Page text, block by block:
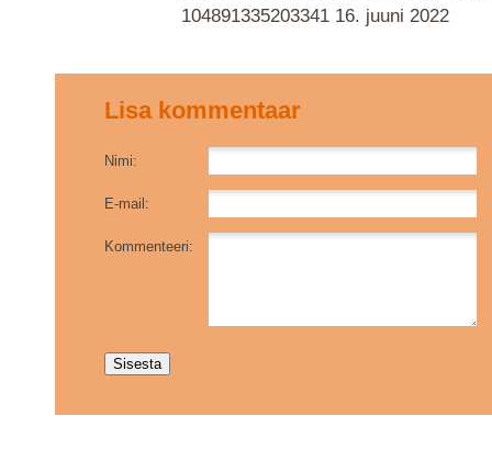
104891335203341 16. juuni 2022
Lisa kommentaar
Nimi:
E-mail:
Kommenteeri: